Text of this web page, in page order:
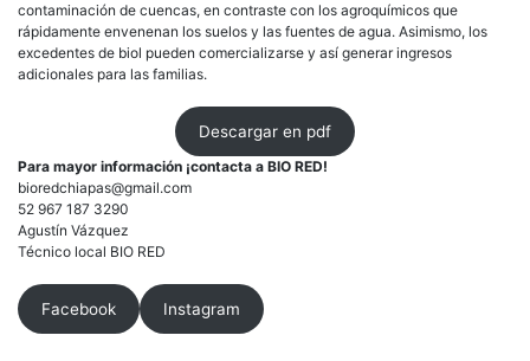
contaminación de cuencas, en contraste con los agroquímicos que
rápidamente envenenan los suelos y las fuentes de agua. Asimismo, los
excedentes de biol pueden comercializarse y así generar ingresos
adicionales para las familias.
Descargar en pdf
Para mayor información ¡contacta a BIO RED!
bioredchiapas@gmail.com
52 967 187 3290
Agustín Vázquez
Técnico local BIO RED
Facebook Instagram